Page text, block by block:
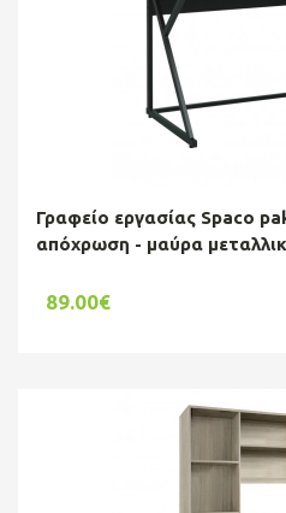
Γραφείο εργασίας Spaco
απόχρωση - μαύρα
89.00€